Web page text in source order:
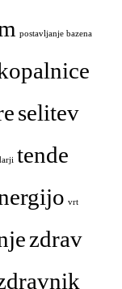
postavljanje bazena
selitev
tende
vrt
zdrav